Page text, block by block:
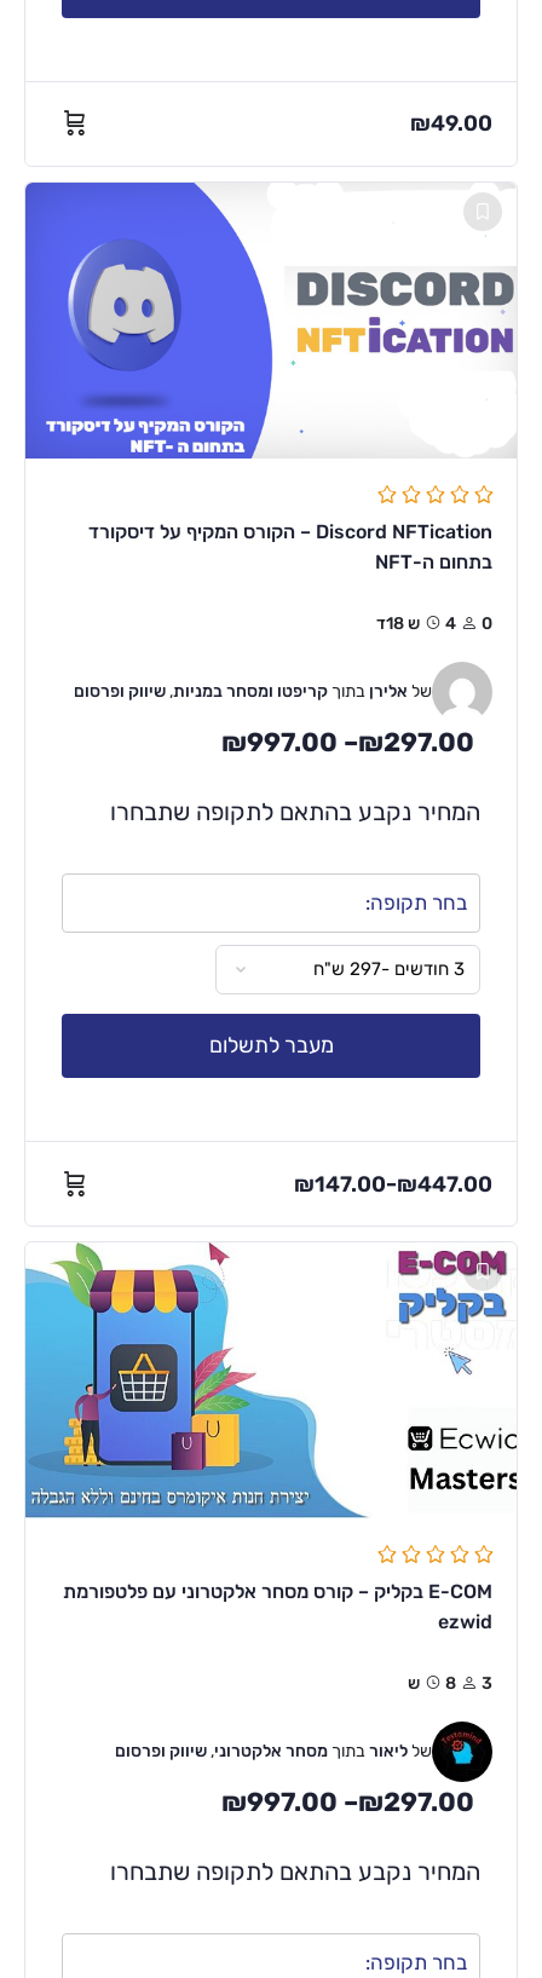
₪49.00
Discord NFTication – הקורס המקיף על דיסקורד
בתחום ה-NFT
0 4ש 18ד
של אלירן בתוך קריפטו ומסחר במניות, שיווק ופרסום
₪297.00
–
₪997.00
המחיר נקבע בהתאם לתקופה שתבחרו
בחר תקופה:
מעבר לתשלום
₪147.00–₪447.00
E-COM בקליק – קורס מסחר אלקטרוני עם פלטפורמת
ezwid
3 8ש
שלליאורבתוך מסחר אלקטרוני,שיווק ופרסום
₪297.00
–
₪997.00
המחיר נקבע בהתאם לתקופה שתבחרו
בחר תקופה: